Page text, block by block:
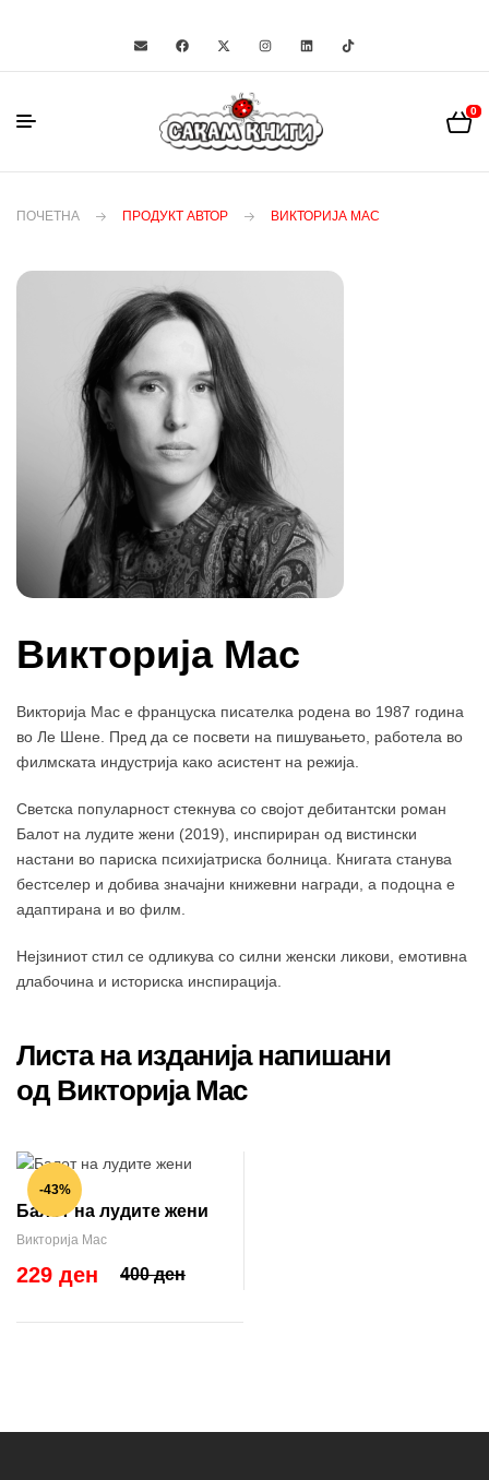
0
ПОЧЕТНА ПРОДУКТ АВТОР ВИКТОРИЈА МАС
Викторија Мас
Викторија Мас е француска писателка родена во 1987 година
во Ле Шене. Пред да се посвети на пишувањето, работела во
филмската индустрија како асистент на режија.
Светска популарност стекнува со својот дебитантски роман
Балот на лудите жени (2019), инспириран од вистински
настани во париска психијатриска болница. Книгата станува
бестселер и добива значајни книжевни награди, а подоцна е
адаптирана и во филм.
Нејзиниот стил се одликува со силни женски ликови, емотивна
длабочина и историска инспирација.
Листа на изданија напишани
од Викторија Мас
-43%
Балот на лудите жени
Викторија Мас
400 ден
229 ден